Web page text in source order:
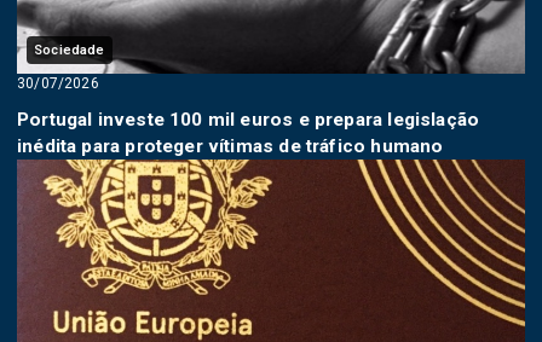
Sociedade
30/07/2026
Portugal investe 100 mil euros e prepara legislação
inédita para proteger vítimas de tráfico humano